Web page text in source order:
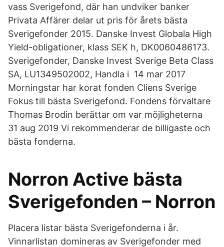
vass Sverigefond, där han undviker banker
Privata Affärer delar ut pris för årets bästa
Sverigefonder 2015. Danske Invest Globala High
Yield-obligationer, klass SEK h, DK0060486173.
Sverigefonder, Danske Invest Sverige Beta Class
SA, LU1349502002, Handla i 14 mar 2017
Morningstar har korat fonden Cliens Sverige
Fokus till bästa Sverigefond. Fondens förvaltare
Thomas Brodin berättar om var möjligheterna
31 aug 2019 Vi rekommenderar de billigaste och
bästa fonderna.
Norron Active bästa
Sverigefonden – Norron
Placera listar bästa Sverigefonderna i år.
Vinnarlistan domineras av Sverigefonder med